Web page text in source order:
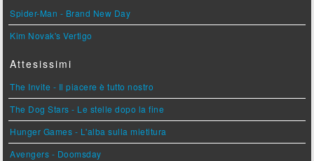
Spider-Man - Brand New Day
Kim Novak's Vertigo
Attesissimi
The Invite - Il piacere è tutto nostro
The Dog Stars - Le stelle dopo la fine
Hunger Games - L'alba sulla mietitura
Avengers - Doomsday